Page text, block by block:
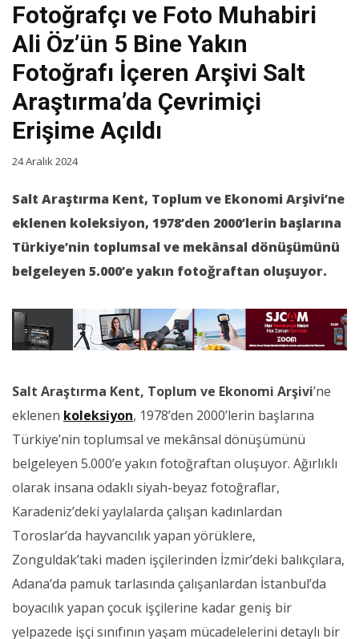
Fotoğrafçı ve Foto Muhabiri
Ali Öz’ün 5 Bine Yakın
Fotoğrafı İçeren Arşivi Salt
Araştırma’da Çevrimiçi
Erişime Açıldı
24 Aralık 2024
Salt Araştırma Kent, Toplum ve Ekonomi Arşivi’ne
eklenen koleksiyon, 1978’den 2000’lerin başlarına
Türkiye’nin toplumsal ve mekânsal dönüşümünü
belgeleyen 5.000’e yakın fotoğraftan oluşuyor.
Salt Araştırma Kent, Toplum ve Ekonomi Arşivi’ne
eklenen koleksiyon, 1978’den 2000’lerin başlarına
Türkiye’nin toplumsal ve mekânsal dönüşümünü
belgeleyen 5.000’e yakın fotoğraftan oluşuyor. Ağırlıklı
olarak insana odaklı siyah-beyaz fotoğraflar,
Karadeniz’deki yaylalarda çalışan kadınlardan
Toroslar’da hayvancılık yapan yörüklere,
Zonguldak’taki maden işçilerinden İzmir’deki balıkçılara,
Adana’da pamuk tarlasında çalışanlardan İstanbul’da
boyacılık yapan çocuk işçilerine kadar geniş bir
yelpazede işçi sınıfının yaşam mücadelelerini detaylı bir